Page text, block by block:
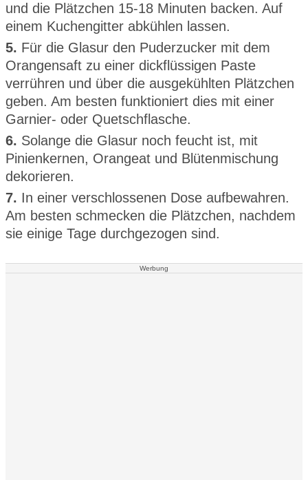
und die Plätzchen 15-18 Minuten backen. Auf
einem Kuchengitter abkühlen lassen.
5. Für die Glasur den Puderzucker mit dem
Orangensaft zu einer dickflüssigen Paste
verrühren und über die ausgekühlten Plätzchen
geben. Am besten funktioniert dies mit einer
Garnier- oder Quetschflasche.
6. Solange die Glasur noch feucht ist, mit
Pinienkernen, Orangeat und Blütenmischung
dekorieren.
7. In einer verschlossenen Dose aufbewahren.
Am besten schmecken die Plätzchen, nachdem
sie einige Tage durchgezogen sind.
Werbung